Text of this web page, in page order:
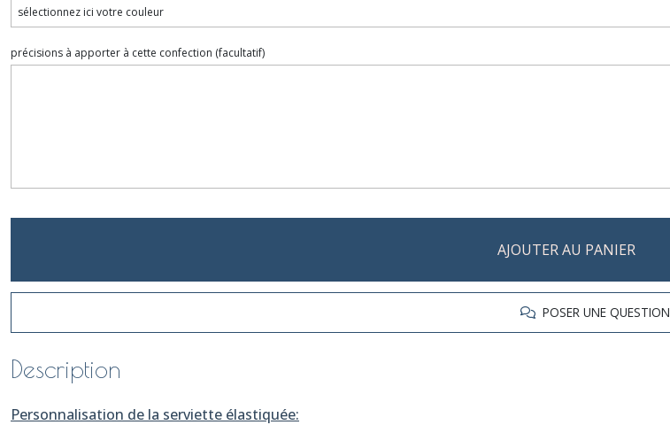
précisions à apporter à cette confection (facultatif)
AJOUTER AU PANIER
POSER UNE QUESTION
Description
Personnalisation de la serviette élastiquée: